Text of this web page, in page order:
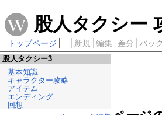
股人タクシー
トップページ 新規 編集 差分 バッ
股人タクシー3
基本知識
キャラクター攻略
アイテム
エンディング
回想